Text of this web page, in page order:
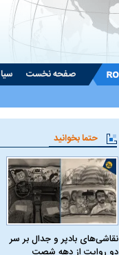
صفحه نخست
حتما بخوانید
نقاشی‌های بادپر و جدال بر سر